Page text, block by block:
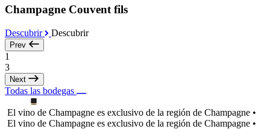
Champagne Couvent fils
Descubrir Descubrir
Prev
1
3
Next
Todas las bodegas
El vino de Champagne es exclusivo de la región de Champagne •
El vino de Champagne es exclusivo de la región de Champagne •